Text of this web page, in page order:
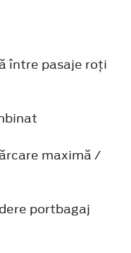
între pasaje roți
maximă /
portbagaj